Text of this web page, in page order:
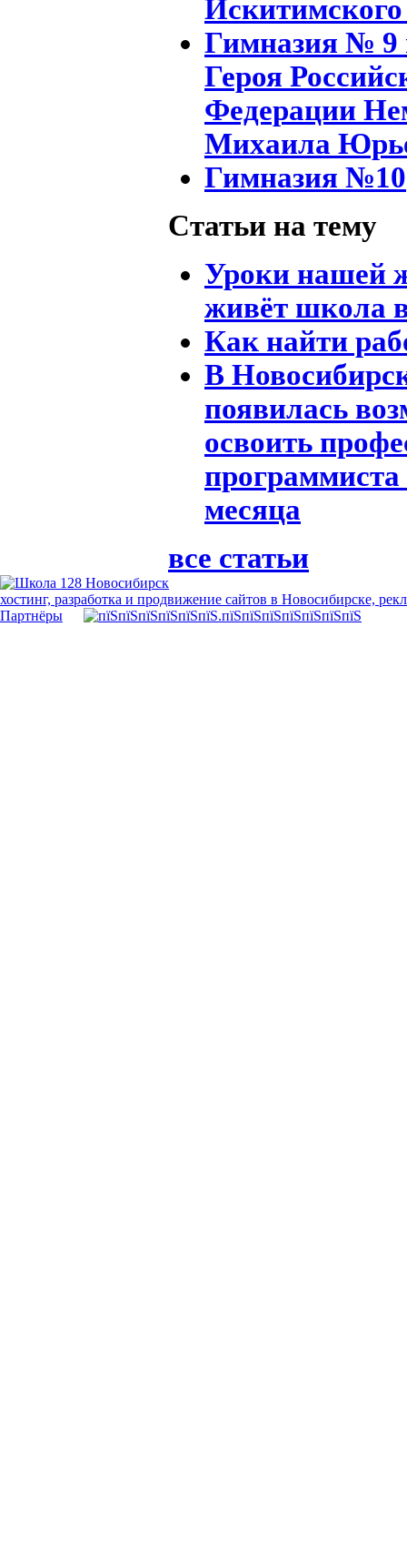
Гимназия № 9
Героя
Федерации
Михаила
Гимназия №10
Статьи на тему
Уроки нашей
живёт школа
Как найти
В
появилась
освоить
программиста
месяца
все статьи
хостинг, разработка и продвижение сайтов в Новосибирске,
Партнёры